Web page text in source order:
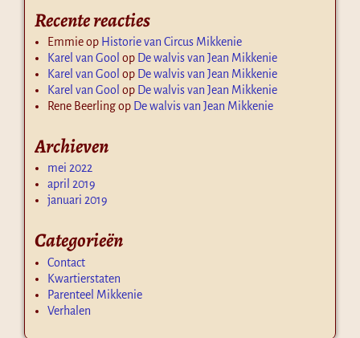
Recente reacties
Emmieop Historie van Circus Mikkenie
Karel van Gool op De walvis van Jean Mikkenie
Karel van Gool op De walvis van Jean Mikkenie
Karel van Gool op De walvis van Jean Mikkenie
Rene Beerlingop De walvis van Jean Mikkenie
Archieven
mei 2022
april 2019
januari 2019
Categorieën
Contact
Kwartierstaten
Parenteel Mikkenie
Verhalen